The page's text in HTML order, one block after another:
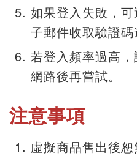
如果登入失敗，
子郵件收取驗證碼
若登入頻率過高
網路後再嘗試。
注意事項
虛擬商品售出後